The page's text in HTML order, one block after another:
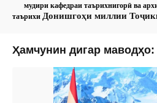
мудири кафедраи таърихнигорӣ ва
таърихи Донишгоҳи миллии
Ҳамчунин дигар маводҳо: